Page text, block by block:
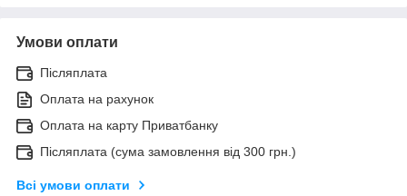
Умови оплати
Післяплата
Оплата на рахунок
Оплата на карту Приватбанку
Післяплата (сума замовлення від 300 грн.)
Всі умови оплати